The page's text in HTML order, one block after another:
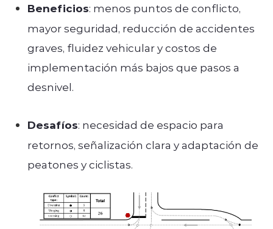
Beneficios: menos puntos de conflicto,
mayor seguridad, reducción de accidentes
graves, fluidez vehicular y costos de
implementación más bajos que pasos a
desnivel.
Desafíos: necesidad de espacio para
retornos, señalización clara y adaptación de
peatones y ciclistas.